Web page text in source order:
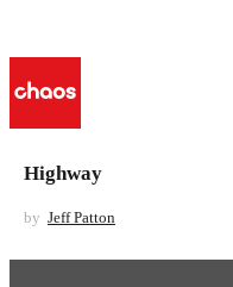
Highway
by Jeff Patton